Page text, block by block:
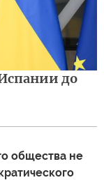
до
общества не